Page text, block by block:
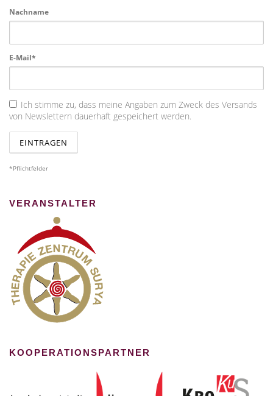
Nachname
E-Mail*
Ich stimme zu, dass meine Angaben zum Zweck des Versands
von Newslettern dauerhaft gespeichert werden.
*Pflichtfelder
VERANSTALTER
KOOPERATIONSPARTNER